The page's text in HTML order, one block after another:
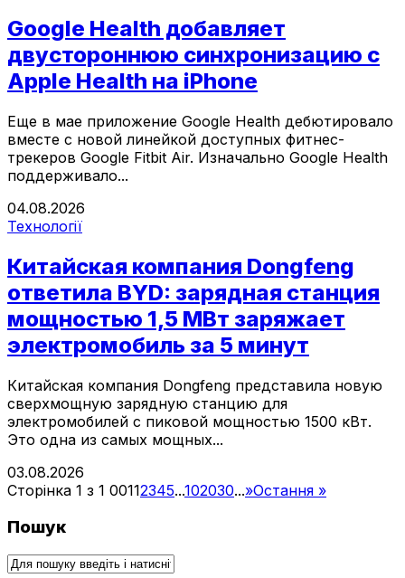
Google Health добавляет
двустороннюю синхронизацию с
Apple Health на iPhone
Еще в мае приложение Google Health дебютировало
вместе с новой линейкой доступных фитнес-
трекеров Google Fitbit Air. Изначально Google Health
поддерживало...
04.08.2026
Технології
Китайская компания Dongfeng
ответила BYD: зарядная станция
мощностью 1,5 МВт заряжает
электромобиль за 5 минут
Китайская компания Dongfeng представила новую
сверхмощную зарядную станцию для
электромобилей с пиковой мощностью 1500 кВт.
Это одна из самых мощных...
03.08.2026
Сторінка 1 з 1 00112345...102030...»Остання »
Пошук